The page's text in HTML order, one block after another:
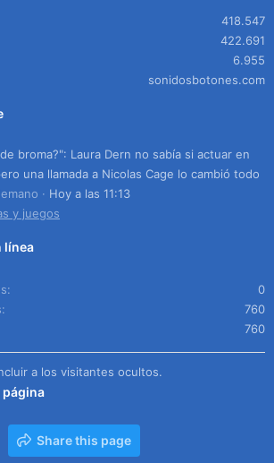
418.547
422.691
6.955
sonidosbotones.com
broma?": Laura Dern no sabía si actuar en
una llamada a Nicolas Cage lo cambió todo
Hoy a las 11:13
y juegos
línea
0
760
760
a los visitantes ocultos.
página
Share this page